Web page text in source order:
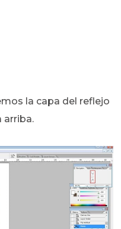
la capa del reflejo
arriba.